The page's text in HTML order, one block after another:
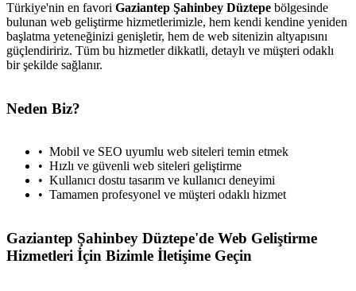
Türkiye'nin en favori Gaziantep Şahinbey Düztepe bölgesinde
bulunan web geliştirme hizmetlerimizle, hem kendi kendine yeniden
başlatma yeteneğinizi genişletir, hem de web sitenizin altyapısını
güçlendiririz. Tüm bu hizmetler dikkatli, detaylı ve müşteri odaklı
bir şekilde sağlanır.
Neden Biz?
Mobil ve SEO uyumlu web siteleri temin etmek
Hızlı ve güvenli web siteleri geliştirme
Kullanıcı dostu tasarım ve kullanıcı deneyimi
Tamamen profesyonel ve müşteri odaklı hizmet
Gaziantep Şahinbey Düztepe'de Web Geliştirme
Hizmetleri İçin Bizimle İletişime Geçin